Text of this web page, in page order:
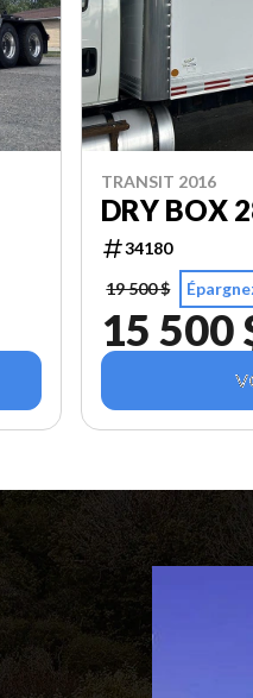
TRANSIT 2016
DRY BOX
34180
19 500 $
15 500